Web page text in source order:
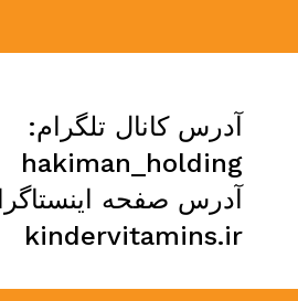
آدرس کانال تلگرام:
hakiman_holding
آدرس صفحه
kindervitamins.ir